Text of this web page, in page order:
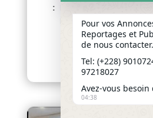
: LA COMMUNAUTÉ
MOBILISÉE
PATRIMOINE
lire
Pour vos
Reportages et
de nous contacter.
Tel: (+228)
97218027
Avez-vous besoin
04:38